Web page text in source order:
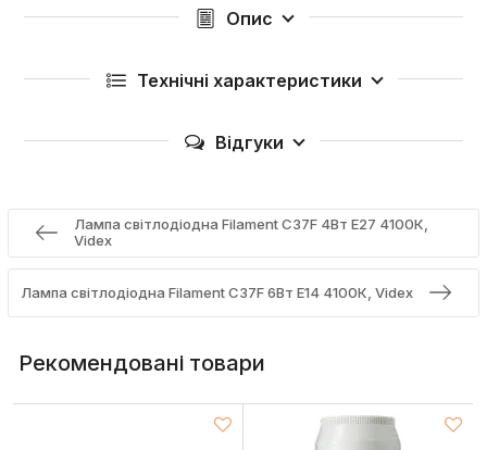
Опис
Технічні характеристики
Відгуки
Лампа світлодіодна Filament C37F 4Вт E27 4100К,
Videx
Лампа світлодіодна Filament C37F 6Вт E14 4100К, Videx
Рекомендовані товари